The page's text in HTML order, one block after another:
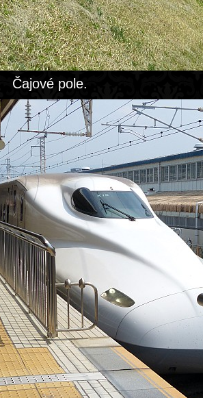
Čajové pole.